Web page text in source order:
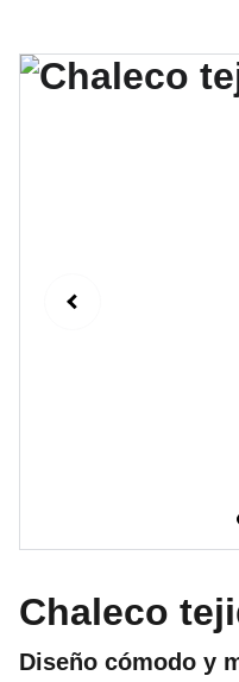
Chaleco
Diseño cómodo y